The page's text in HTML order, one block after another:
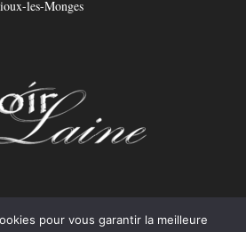
les-Monges
pour vous garantir la meilleure